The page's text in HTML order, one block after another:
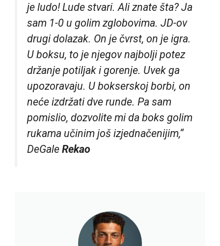
je ludo! Lude stvari. Ali znate šta? Ja
sam 1-0 u golim zglobovima. JD-ov
drugi dolazak. On je čvrst, on je igra.
U boksu, to je njegov najbolji potez
držanje potiljak i gorenje. Uvek ga
upozoravaju. U bokserskoj borbi, on
neće izdržati dve runde. Pa sam
pomislio, dozvolite mi da boks golim
rukama učinim još izjednačenijim,“
DeGale Rekao